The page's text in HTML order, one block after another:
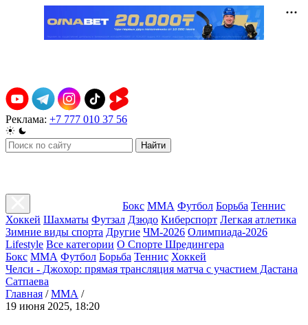
Реклама: +7 777 010 37 56
Найти
Бокс ММА Футбол Борьба Теннис
Хоккей Шахматы Футзал Дзюдо Киберспорт Легкая атлетика
Зимние виды спорта Другие ЧМ-2026 Олимпиада-2026
Lifestyle Все категории О Спорте Шредингера
Бокс ММА Футбол Борьба Теннис Хоккей
Челси - Джохор: прямая трансляция матча с участием Дастана
Сатпаева
Главная / ММА /
19 июня 2025, 18:20